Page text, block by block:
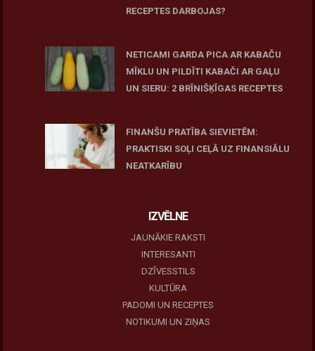
RECEPTES DARBOJAS?
NETICAMI GARDA PICA AR KABAČU
MĪKLU UN PILDĪTI KABAČI AR GAĻU
UN SIERU: 2 BRĪNIŠĶĪGAS RECEPTES
FINANŠU PRATĪBA SIEVIETĒM:
PRAKTISKI SOĻI CEĻĀ UZ FINANSIĀLU
NEATKARĪBU
IZVĒLNE
JAUNĀKIE RAKSTI
INTERESANTI
DZĪVESSTILS
KULTŪRA
PADOMI UN RECEPTES
NOTIKUMI UN ZIŅAS